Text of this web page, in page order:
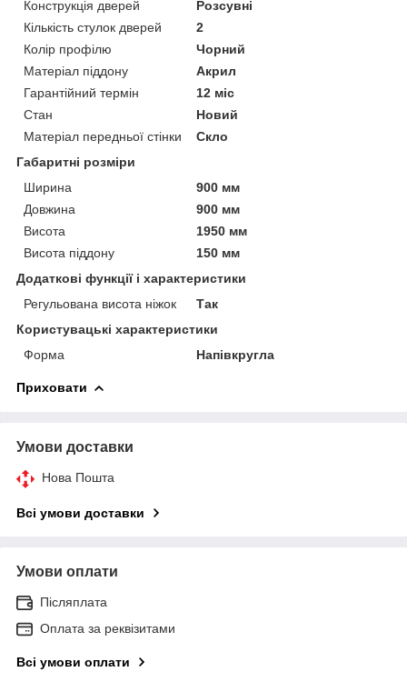
Конструкція дверей
Розсувні
Кількість стулок дверей
2
Колір профілю
Чорний
Матеріал піддону
Акрил
Гарантійний термін
12 міс
Стан
Новий
Матеріал передньої стінки
Скло
Габаритні розміри
Ширина
900 мм
Довжина
900 мм
Висота
1950 мм
Висота піддону
150 мм
Додаткові функції і характеристики
Регульована висота ніжок
Так
Користувацькі характеристики
Форма
Напівкругла
Приховати
Умови доставки
Нова Пошта
Всі умови доставки
Умови оплати
Післяплата
Оплата за реквізитами
Всі умови оплати